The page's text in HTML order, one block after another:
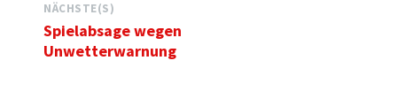
NÄCHSTE(S)
Spielabsage wegen
Unwetterwarnung